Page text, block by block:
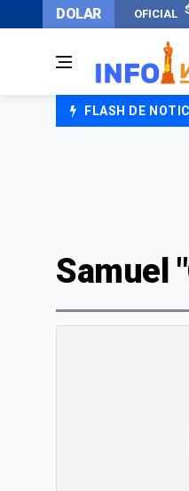
DOLAR OFICIAL
FLASH DE
Samuel